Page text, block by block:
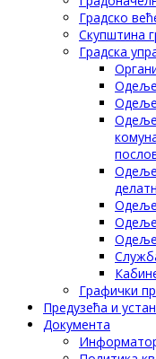
Градско
Скупштина
Градска
Графички
Предузећа и
Документа